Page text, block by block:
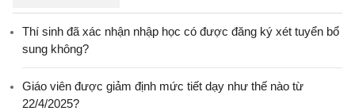
Thí sinh đã xác nhận nhập học có được đăng ký xét tuyển bổ
sung không?
Giáo viên được giảm định mức tiết dạy như thế nào từ
22/4/2025?